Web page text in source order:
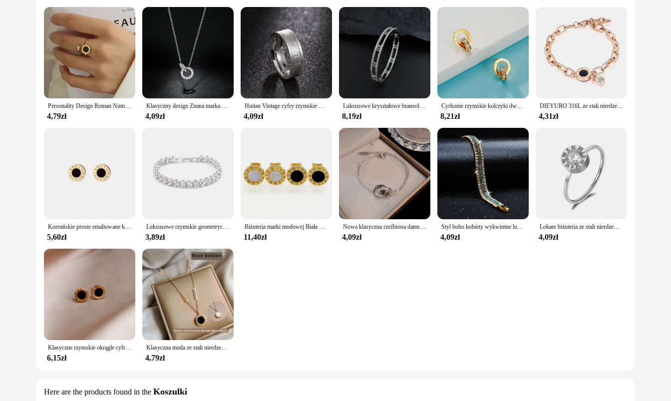
Personality Design Roman Numeral Black Enamel Rings for Women Luxury Stainless Steel Zircon Finger Jewelry Accessory Fastness
4,79zł
Klasyczny design Znana marka Cyfry rzymskie Naszyjnik dla kobiety Naszyjnik ze stali tytanowej Luksusowa biżuteria Kobiecy top Qu
4,09zł
Huitan Vintage cyfry rzymskie męskie pierścionki Temperament moda proste pierścionki ze stali nierdzewnej dla mężczyzn biżuteria na prezent
4,09zł
Luksusowe kryształowe bransoletki z cyframi rzymskimi dla kobiet Mężczyźni Bransoletka unisex ze stali nierdzewnej Moda Klasyczna biżuteria Akcesoria
8,19zł
Cyrkonie rzymskie kolczyki dwa kółka kolczyki ze stali tytanowej w kolorze różowego złota
8,21zł
DIEYURO 316L ze stali nierdzewnej 2021 Retro 3 kolory bransoletka moda czarne okrągłe rzymskie cyfry łańcuch estetyczna biżuteria wyjątkowy prezent
4,31zł
Koreańskie proste emaliowane kolczyki ze stali nierdzewnej kolczyki dla kobiet w stylu Vintage cyfra rzymska kryształ małe 2024 biżuteria
5,60zł
Luksusowe rzymskie geometryczne z kryształkami bransoletki z łańcuszkiem dla kobiet modne 2024 gotycka pełny kryształ górski charms bransoletki Wed biżuteria akcesoria
3,89zł
Biżuteria marki modowej Biała muszla i czarna emalia Kolczyk sztyft z cyframi rzymskimi Luksusowa biżuteria ze stali nierdzewnej Kolczyk damski
11,40zł
Nowa klasyczna rzeźbiona damska bransoletka ze stali nierdzewnej z rzymskimi cyframi, biżuteria, prezent świąteczny, impreza
4,09zł
Styl boho kobiety wykwintne luksusowe Roman moda kryształowa bransoletka pełna biżuteria pleciony biżuteria ślubna prezent na boże narodzenie biżuteria
4,09zł
Lokaer biżuteria ze stali nierdzewnej okrągła AAA cyrkon rzymskie cyfry modele Basic Anillos Mujer różowe złoto kolorowe pierścienie R18139
4,09zł
Klasyczne rzymskie okrągłe cyfrowe kolczyki ze stali nierdzewnej dla kobiet delikatna biżuteria gotyckie czarne kolczyki
6,15zł
Klasyczna moda ze stali nierdzewnej rzymski cyfrowy wafel naszyjnik 2023 moda biżuteria bożonarodzeniowa damska seksowny naszyjnik
4,79zł
Here are the products found in the Koszulki